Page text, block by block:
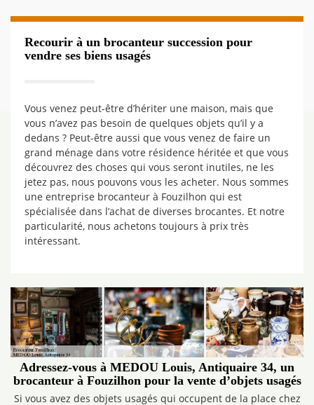
Recourir à un brocanteur succession pour
vendre ses biens usagés
Vous venez peut-être d’hériter une maison, mais que
vous n’avez pas besoin de quelques objets qu’il y a
dedans ? Peut-être aussi que vous venez de faire un
grand ménage dans votre résidence héritée et que vous
découvrez des choses qui vous seront inutiles, ne les
jetez pas, nous pouvons vous les acheter. Nous sommes
une entreprise brocanteur à Fouzilhon qui est
spécialisée dans l’achat de diverses brocantes. Et notre
particularité, nous achetons toujours à prix très
intéressant.
Adressez-vous à MEDOU Louis, Antiquaire 34, un
brocanteur à Fouzilhon pour la vente d’objets usagés
Si vous avez des objets usagés qui occupent de la place chez